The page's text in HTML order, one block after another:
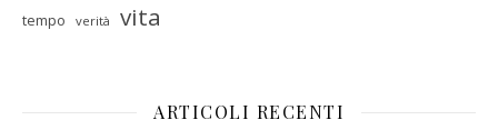
tempo verità vita
ARTICOLI RECENTI